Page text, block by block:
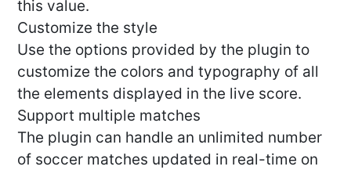
this value.
Customize the style
Use the options provided by the plugin to
customize the colors and typography of all
the elements displayed in the live score.
Support multiple matches
The plugin can handle an unlimited number
of soccer matches updated in real-time on